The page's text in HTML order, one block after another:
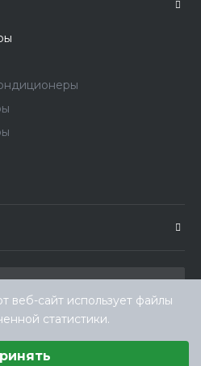
веб-сайт использует файлы
статистики.